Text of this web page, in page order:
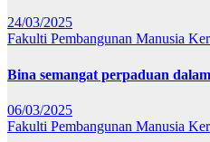
24/03/2025
Fakulti Pembangunan Manusia
Bina semangat perpaduan
06/03/2025
Fakulti Pembangunan Manusia